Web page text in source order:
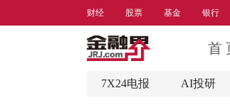
财经 股票 基金 银行
首
7X24电报 AI投研